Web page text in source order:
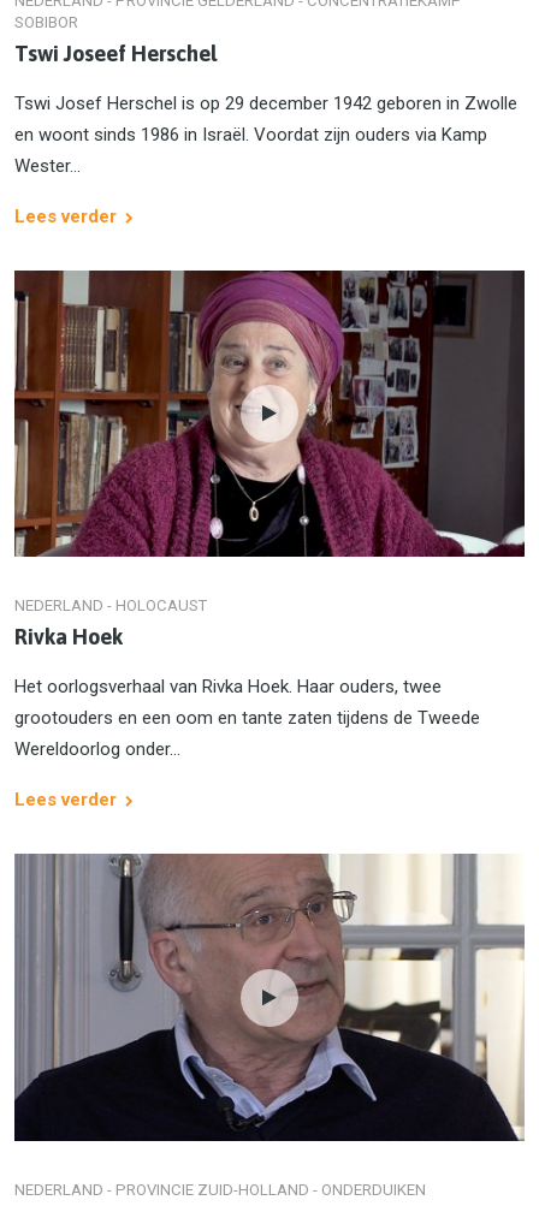
SOBIBOR
Tswi Joseef Herschel
Tswi Josef Herschel is op 29 december 1942 geboren in Zwolle
en woont sinds 1986 in Israël. Voordat zijn ouders via Kamp
Wester...
Lees verder
NEDERLAND - HOLOCAUST
Rivka Hoek
Het oorlogsverhaal van Rivka Hoek. Haar ouders, twee
grootouders en een oom en tante zaten tijdens de Tweede
Wereldoorlog onder...
Lees verder
NEDERLAND - PROVINCIE ZUID-HOLLAND - ONDERDUIKEN